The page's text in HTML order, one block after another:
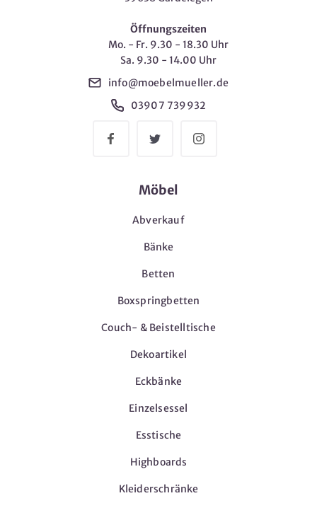
Öffnungszeiten
Mo. - Fr. 9.30 - 18.30 Uhr
Sa. 9.30 - 14.00 Uhr
info@moebelmueller.de
03907 739932
Möbel
Abverkauf
Bänke
Betten
Boxspringbetten
Couch- & Beistelltische
Dekoartikel
Eckbänke
Einzelsessel
Esstische
Highboards
Kleiderschränke